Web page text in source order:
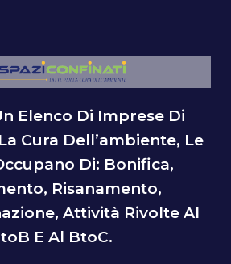
Elenco Di Imprese Di
Cura Dell’ambiente, Le
Di: Bonifica,
Risanamento,
Attività Rivolte Al
E Al BtoC.